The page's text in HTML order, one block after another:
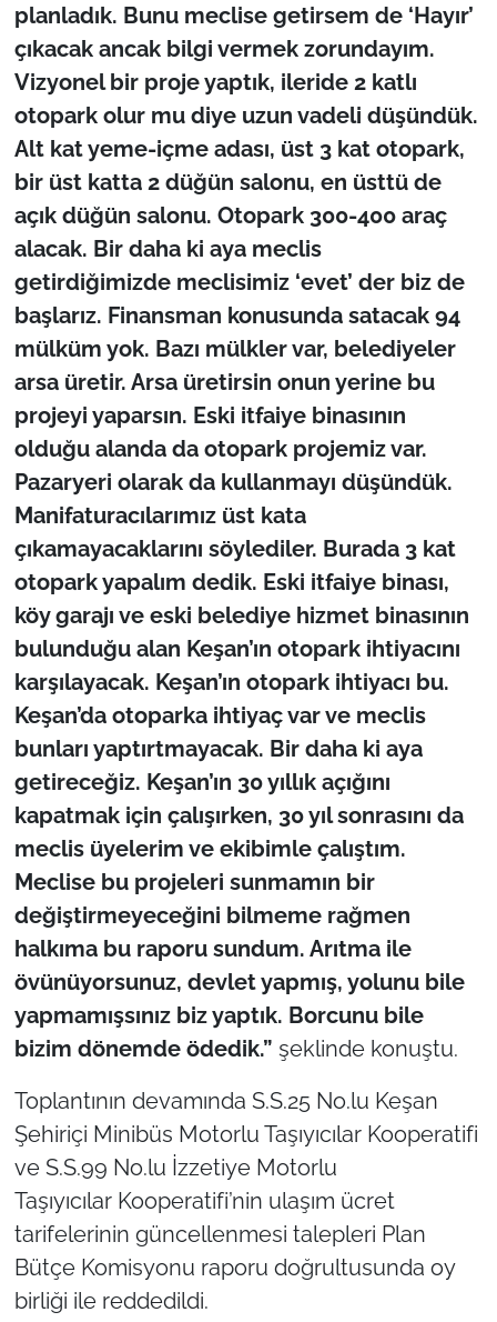
planladık. Bunu meclise getirsem de ‘Hayır’
çıkacak ancak bilgi vermek zorundayım.
Vizyonel bir proje yaptık, ileride 2 katlı
otopark olur mu diye uzun vadeli düşündük.
Alt kat yeme-içme adası, üst 3 kat otopark,
bir üst katta 2 düğün salonu, en üsttü de
açık düğün salonu. Otopark 300-400 araç
alacak. Bir daha ki aya meclis
getirdiğimizde meclisimiz ‘evet’ der biz de
başlarız. Finansman konusunda satacak 94
mülküm yok. Bazı mülkler var, belediyeler
arsa üretir. Arsa üretirsin onun yerine bu
projeyi yaparsın. Eski itfaiye binasının
olduğu alanda da otopark projemiz var.
Pazaryeri olarak da kullanmayı düşündük.
Manifaturacılarımız üst kata
çıkamayacaklarını söylediler. Burada 3 kat
otopark yapalım dedik. Eski itfaiye binası,
köy garajı ve eski belediye hizmet binasının
bulunduğu alan Keşan’ın otopark ihtiyacını
karşılayacak. Keşan’ın otopark ihtiyacı bu.
Keşan’da otoparka ihtiyaç var ve meclis
bunları yaptırtmayacak. Bir daha ki aya
getireceğiz. Keşan’ın 30 yıllık açığını
kapatmak için çalışırken, 30 yıl sonrasını da
meclis üyelerim ve ekibimle çalıştım.
Meclise bu projeleri sunmamın bir
değiştirmeyeceğini bilmeme rağmen
halkıma bu raporu sundum. Arıtma ile
övünüyorsunuz, devlet yapmış, yolunu bile
yapmamışsınız biz yaptık. Borcunu bile
bizim dönemde ödedik.” şeklinde konuştu.
Toplantının devamında S.S.25 No.lu Keşan
Şehiriçi Minibüs Motorlu Taşıyıcılar Kooperatifi
ve S.S.99 No.lu İzzetiye Motorlu
Taşıyıcılar Kooperatifi’nin ulaşım ücret
tarifelerinin güncellenmesi talepleri Plan
Bütçe Komisyonu raporu doğrultusunda oy
birliği ile reddedildi.